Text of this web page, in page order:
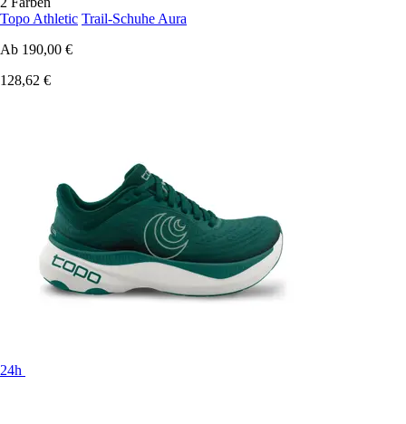
Topo Athletic Trail-Schuhe Aura
Ab 190,00 €
128,62 €
24h